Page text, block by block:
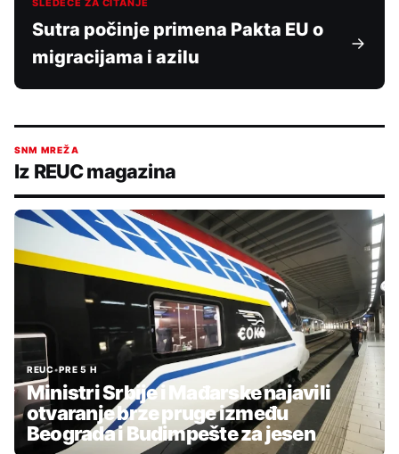
Sutra počinje primena Pakta EU o
migracijama i azilu
SNM MREŽA
Iz REUC magazina
REUC•PRE 5 H
Ministri Srbije i Mađarske najavili
otvaranje brze pruge između
Beograda i Budimpešte za jesen